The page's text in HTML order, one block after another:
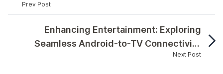
Prev Post
Anda mungkin pernah bertanya-tanya
Enhancing Entertainment: Exploring
Seamless Android-to-TV Connectivity
Options
Next Post